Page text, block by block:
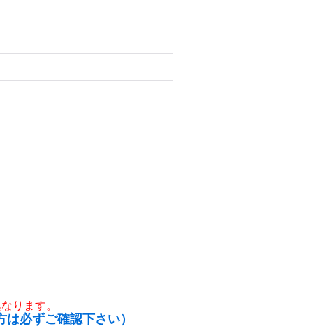
ります。
必ずご確認下さい）